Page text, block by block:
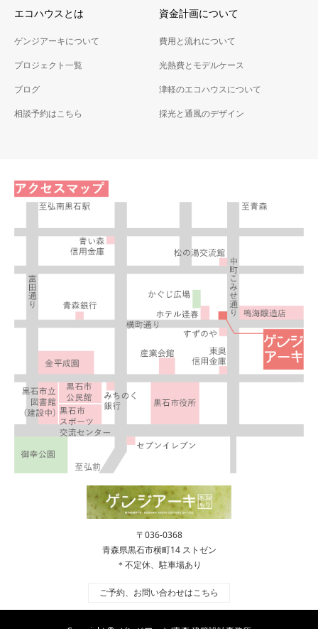
エコハウスとは
ゲンジアーキについて
プロジェクト一覧
ブログ
相談予約はこちら
資金計画について
費用と流れについて
光熱費とモデルケース
津軽のエコハウスについて
採光と通風のデザイン
〒036-0368
青森県黒石市横町14 ストゼン
＊不定休、駐車場あり
ご予約、お問い合わせはこちら